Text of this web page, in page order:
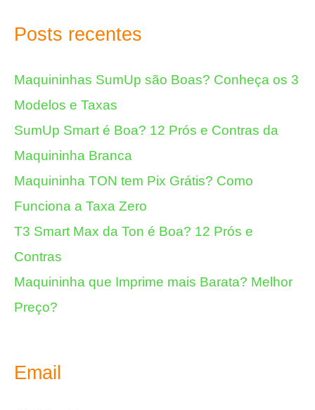
Posts recentes
Maquininhas SumUp são Boas? Conheça os 3
Modelos e Taxas
SumUp Smart é Boa? 12 Prós e Contras da
Maquininha Branca
Maquininha TON tem Pix Grátis? Como
Funciona a Taxa Zero
T3 Smart Max da Ton é Boa? 12 Prós e
Contras
Maquininha que Imprime mais Barata? Melhor
Preço?
Email